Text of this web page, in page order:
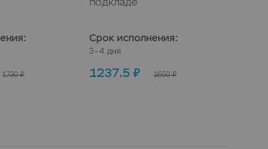
:
1730 ₽
Срок исполнения:
3–4 дня
1237.5 ₽ 1650 ₽